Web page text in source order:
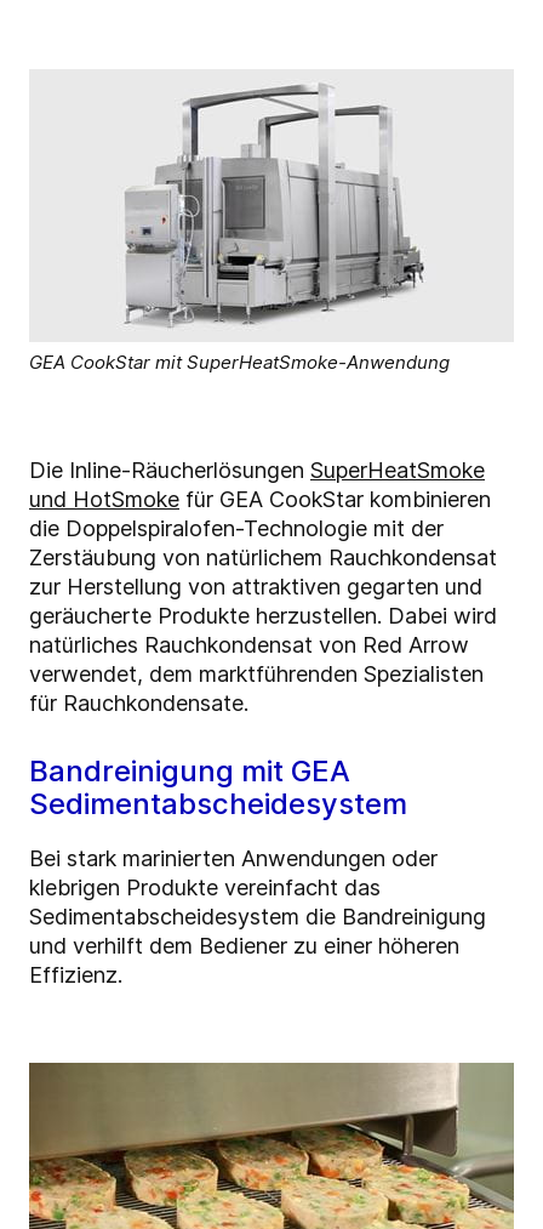
GEA CookStar mit SuperHeatSmoke-Anwendung
Die Inline-Räucherlösungen SuperHeatSmoke
und HotSmoke für GEA CookStar kombinieren
die Doppelspiralofen-Technologie mit der
Zerstäubung von natürlichem Rauchkondensat
zur Herstellung von attraktiven gegarten und
geräucherte Produkte herzustellen. Dabei wird
natürliches Rauchkondensat von Red Arrow
verwendet, dem marktführenden Spezialisten
für Rauchkondensate.
Bandreinigung mit GEA
Sedimentabscheidesystem
Bei stark marinierten Anwendungen oder
klebrigen Produkte vereinfacht das
Sedimentabscheidesystem die Bandreinigung
und verhilft dem Bediener zu einer höheren
Effizienz.